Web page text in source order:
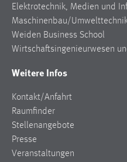
Elektrotechnik, Medien und
Maschinenbau/
Weiden Business School
Wirtschaftsingenieurwesen
Weitere Infos
Kontakt/Anfahrt
Raumfinder
Stellenangebote
Presse
Veranstaltungen
STATISTIK
Statistik Cookies
Diese Informationen
Matomo
Name:
_pk_ref, _pk_cvar, _pk_id,
Zweck: